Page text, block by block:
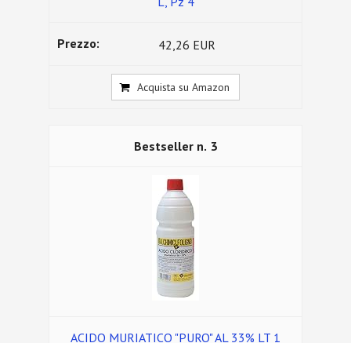
42,26 EUR
Acquista su Amazon
3
ACIDO MURIATICO "PURO" AL 33% LT 1